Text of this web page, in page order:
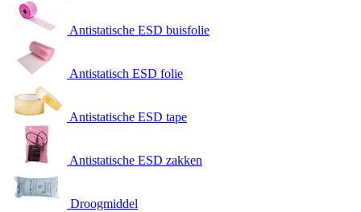
Antistatische ESD buisfolie
Antistatisch ESD folie
Antistatische ESD tape
Antistatische ESD zakken
Droogmiddel